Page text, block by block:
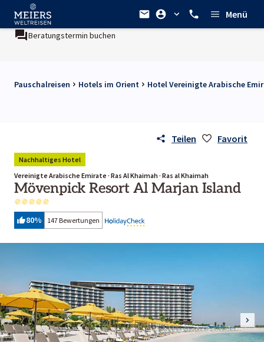
Menü
Beratungstermin buchen
Pauschalreisen Hotels im Orient Hotel Vereinigte Arabische
Teilen Favorit
Nachhaltiges Hotel
Vereinigte Arabische Emirate · Ras Al Khaimah · Ras al Khaimah
Mövenpick Resort Al Marjan Island
80% 147 Bewertungen